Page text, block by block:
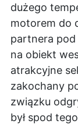
dużego
motorem do
partnera
na obiekt
atrakcyjne
zakochany
związku
był spod